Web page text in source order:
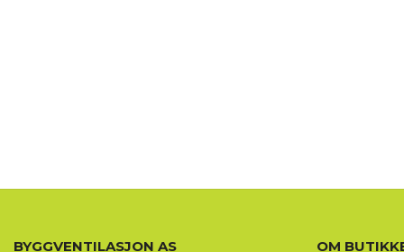
BYGGVENTILASJON AS OM